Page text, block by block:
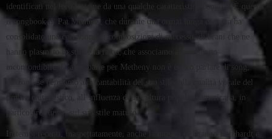
identificati nel loro insieme da una qualche caratteristica comune. È questo
il songbook di Pat Metheny, che durante una ormai lunga carriera ha
consolidato una collezione di composizioni di successo, di brani che ne
hanno plasmato lo stile e la fama, che associamo al suo suono
inconfondibile. D’altra parte per Metheny non è errato parlare di song,
canzoni, se pensiamo alla cantabilità del suo stile, alla qualità vocale del
timbro chitarristico, all’influenza della cultura popolare americana, in
particolare rurale, sul suo stile maturo.
In tempi recenti, inaspettatamente, anche la musica di Django Reinhardt è